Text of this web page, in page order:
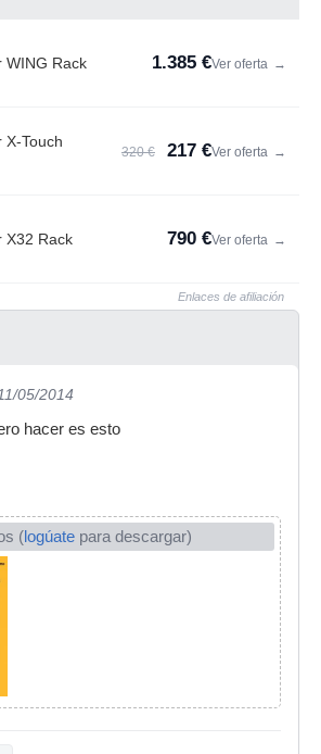
WING Rack 1.385 €Ver oferta →
X-Touch
320 € 217 €Ver oferta →
X32 Rack 790 €Ver oferta →
Enlaces de afiliación
05/2014
hacer es esto
(logúate para descargar)